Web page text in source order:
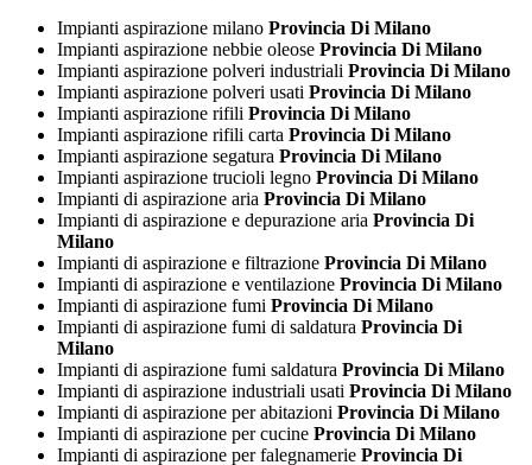
Impianti aspirazione milano Provincia Di Milano
Impianti aspirazione nebbie oleose Provincia Di Milano
Impianti aspirazione polveri industriali Provincia Di Milano
Impianti aspirazione polveri usati Provincia Di Milano
Impianti aspirazione rifili Provincia Di Milano
Impianti aspirazione rifili carta Provincia Di Milano
Impianti aspirazione segatura Provincia Di Milano
Impianti aspirazione trucioli legno Provincia Di Milano
Impianti di aspirazione aria Provincia Di Milano
Impianti di aspirazione e depurazione aria Provincia Di
Milano
Impianti di aspirazione e filtrazione Provincia Di Milano
Impianti di aspirazione e ventilazione Provincia Di Milano
Impianti di aspirazione fumi Provincia Di Milano
Impianti di aspirazione fumi di saldatura Provincia Di
Milano
Impianti di aspirazione fumi saldatura Provincia Di Milano
Impianti di aspirazione industriali usati Provincia Di Milano
Impianti di aspirazione per abitazioni Provincia Di Milano
Impianti di aspirazione per cucine Provincia Di Milano
Impianti di aspirazione per falegnamerie Provincia Di